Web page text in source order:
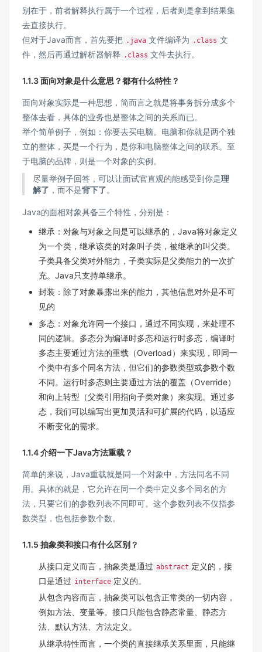
别在于，前者解释执行属于一个过程，后者则是拿到结果集
去直接执行。
但对于Java而言，首先要把 .java 文件编译为 .class 文
件，然后再通过解析器解释 .class 文件去执行。
1.1.3 面向对象是什么意思？都有什么特性？
面向对象实际是一种思想，简而言之就是将事务拆分成多个
整体去看，具体的业务也是整体之间的关系而已。
举个简单例子，例如：你要去买电脑。电脑和你就是两个独
立的整体，买是一个行为，是你和电脑整体之间的联系。至
于电脑的品牌，则是一个对象的实例。
尽量举例子回答，可以让面试官直观的能感受到你是理
解了 ，而不是背下了。
Java的面相对象具备三个特性，分别是：
继承：对象与对象之间是可以继承的，Java将对象定义
为一个类，继承该类的对象叫子类，被继承的叫父类。
子类具备父类对外能力，子类实际是父类能力的一次扩
充。Java只支持单继承。
封装：除了对象暴露出来的能力，其他信息对外是不可
见的
多态：对象允许同一个接口，通过不同实现，来处理不
同的逻辑。多态分为编译时多态和运行时多态，编译时
多态主要通过方法的重载（Overload）来实现，即同一
个类中有多个同名方法，但它们的参数类型或参数个数
不同。运行时多态则主要通过方法的覆盖（Override）
和向上转型（父类引用指向子类对象）来实现。通过多
态，我们可以编写出更加灵活和可扩展的代码，以适应
不断变化的需求。
1.1.4 介绍一下Java方法重载？
简单的来说，Java重载就是同一个对象中，方法同名不同
用。具体的就是，它允许在同一个类中定义多个同名的方
法，只要它们的参数列表不同即可。这个参数列表不仅指参
数类型，也包括参数个数。
1.1.5 抽象类和接口有什么区别？
从接口定义而言，抽象类是通过 abstract 定义的，接
口是通过 interface 定义的。
从包含内容而言，抽象类可以包含正常类的一切内容，
例如方法、变量等。接口只能包含静态常量、静态方
法、默认方法、方法定义。
从继承特性而言，一个类的直接继承关系里面，只能继